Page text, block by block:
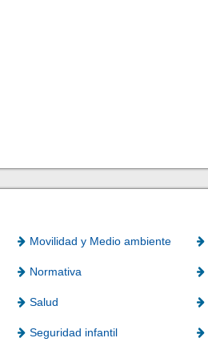
Movilidad y Medio ambiente
Normativa
Salud
Seguridad infantil